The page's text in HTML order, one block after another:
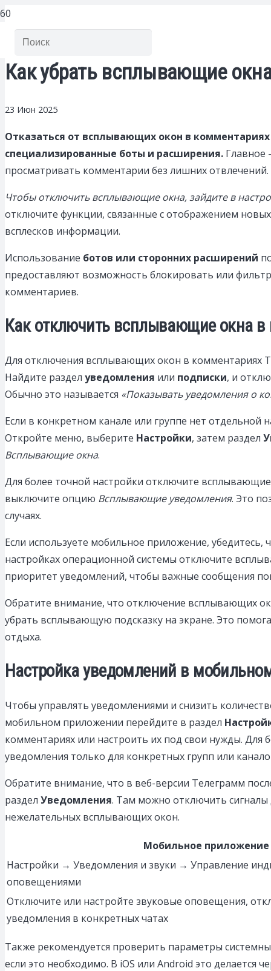
Как убрать всплывающие
23 Июн 2025
Отказаться от всплывающих окон в
специализированные боты и расширения. Главное
просматривать комментарии без лишних отвлечений.
Чтобы отключить всплывающие окна, зайдите в
отключите функции, связанные с отображением
всплесков информации.
Использование ботов или сторонних расширений
предоставляют возможность блокировать или
комментариев.
Как отключить всплывающие окна
Для отключения всплывающих окон в комментариях
Найдите раздел уведомления или подписки, и
Обычно это называется «Показывать уведомления о
Если в конкретном канале или группе нет
Откройте меню, выберите Настройки, затем раздел
Всплывающие окна.
Для более точной настройки отключите
выключите опцию Всплывающие уведомления. Это
случаях.
Если используете мобильное приложение,
настройках операционной системы отключите
приоритет уведомлений, чтобы важные сообщения
Обратите внимание, что отключение всплывающих
убрать всплывающую подсказку на экране. Это
отдыха.
Настройка уведомлений в
Чтобы управлять уведомлениями и снизить
мобильном приложении перейдите в раздел
комментариях или настроить их под свои нужды. Для
уведомления только для конкретных групп или
Обратите внимание, что в веб-версии Телеграмм
раздел Уведомления. Там можно отключить сигналы
нежелательных всплывающих окон.
Мобильное приложение
Настройки → Уведомления и звуки → Управление
оповещениями
Отключите или настройте звуковые оповещения,
уведомления в конкретных чатах
Также рекомендуется проверить параметры
если это необходимо. В iOS или Android это делается